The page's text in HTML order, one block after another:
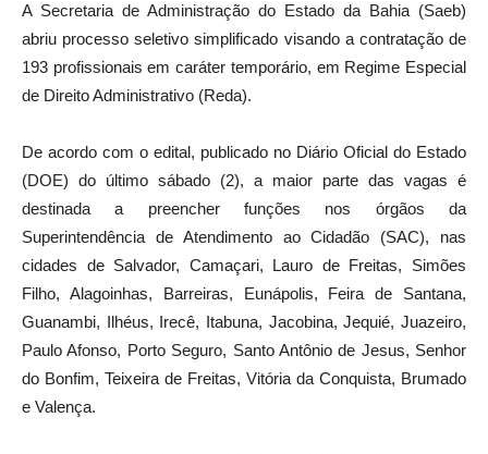
A Secretaria de Administração do Estado da Bahia (Saeb)
abriu processo seletivo simplificado visando a contratação de
193 profissionais em caráter temporário, em Regime Especial
de Direito Administrativo (Reda).
De acordo com o edital, publicado no Diário Oficial do Estado
(DOE) do último sábado (2), a maior parte das vagas é
destinada a preencher funções nos órgãos da
Superintendência de Atendimento ao Cidadão (SAC), nas
cidades de Salvador, Camaçari, Lauro de Freitas, Simões
Filho, Alagoinhas, Barreiras, Eunápolis, Feira de Santana,
Guanambi, Ilhéus, Irecê, Itabuna, Jacobina, Jequié, Juazeiro,
Paulo Afonso, Porto Seguro, Santo Antônio de Jesus, Senhor
do Bonfim, Teixeira de Freitas, Vitória da Conquista, Brumado
e Valença.